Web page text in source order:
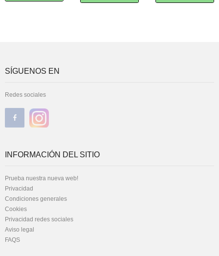
SÍGUENOS EN
Redes sociales
INFORMACIÓN DEL SITIO
Prueba nuestra nueva web!
Privacidad
Condiciones generales
Cookies
Privacidad redes sociales
Aviso legal
FAQS